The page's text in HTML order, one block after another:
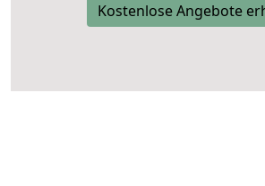
Kostenlose Angebote